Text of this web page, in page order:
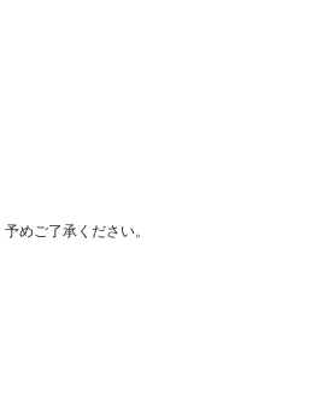
めご了承ください。